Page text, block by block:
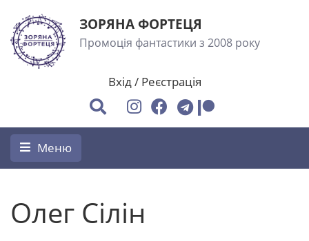
ЗОРЯНА ФОРТЕЦЯ
Промоція фантастики з 2008 року
Вхід/ Реєстрація
Меню
Олег Сілін